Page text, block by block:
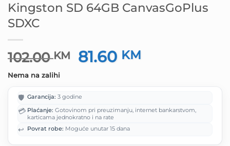
Kingston SD 64GB CanvasGoPlus
SDXC
102.00KM
Izvorna
cijena
je:
102.00 KM.
81.60 KM
Nema na zalihi
🛡️ Garancija: 3 godine
💳 Plaćanje: Gotovinom pri preuzimanju, internet bankarstvom,
karticama jednokratno i na rate
↩️ Povrat robe: Moguće unutar 15 dana